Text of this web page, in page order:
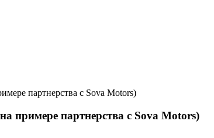
партнерства с Sova Motors)
примере партнерства с Sova Motors)